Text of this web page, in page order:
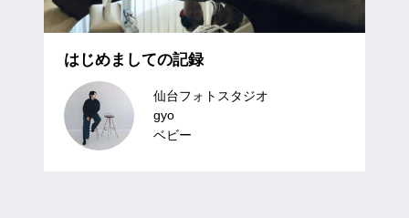
はじめましての記録
仙台フォトスタジオ
gyo
ベビー